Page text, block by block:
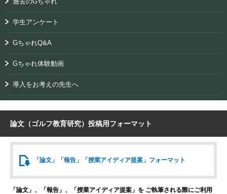
学生アンケート
GちゃれQ&A
Gちゃれ体験動画
導入をお考えの先生へ
論文（ゴルフ教育研究）投稿用フォーマット
「論文」「報告」 「授業アイディア提案」 フォーマット
「論文」、「報告」、「授業アイディア提案」を ご執筆される際にご利用